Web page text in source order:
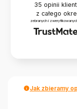
35 opinii
z całego
zebranych i
Jak zbieramy